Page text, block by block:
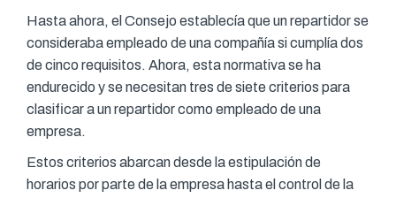
Hasta ahora, el Consejo establecía que un repartidor se
consideraba empleado de una compañía si cumplía dos
de cinco requisitos. Ahora, esta normativa se ha
endurecido y se necesitan tres de siete criterios para
clasificar a un repartidor como empleado de una
empresa.
Estos criterios abarcan desde la estipulación de
horarios por parte de la empresa hasta el control de la